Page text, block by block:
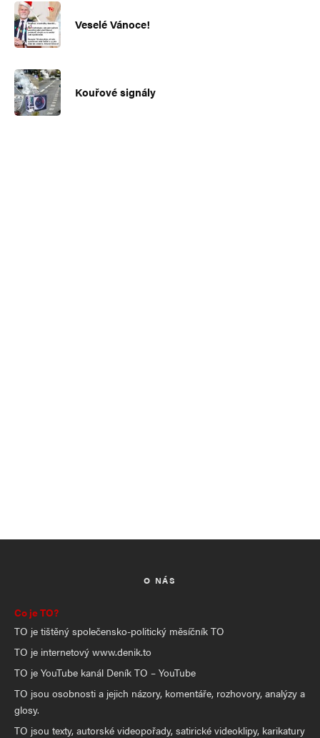
Veselé Vánoce!
Kouřové signály
O NÁS
Co je TO?
TO je tištěný společensko-politický měsíčník TO
TO je internetový www.denik.to
TO je YouTube kanál Deník TO – YouTube
TO jsou osobnosti a jejich názory, komentáře, rozhovory, analýzy a
glosy.
TO jsou texty, autorské videopořady, satirické videoklipy, karikatury